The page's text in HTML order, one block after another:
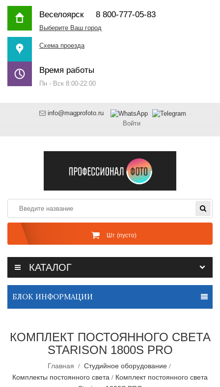
Веселоярск8 800-777-05-83
Выберите Ваш город
Схема проезда
Время работы
Пн - Вск 8:00-22:00
info@magprofoto.ru
Войти
Шт (пусто)
КАТАЛОГ
БЛОК ИНФОРМАЦИИ
КОМПЛЕКТ ПОСТОЯННОГО СВЕТА
STARISON 1800S PRO
Главная
Студийное оборудование
Комплекты постоянного света
Комплект постоянного света